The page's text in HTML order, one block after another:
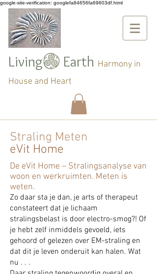
google-site-verification: googlefa84656fa69603df.html
Living Earth Harmony in
House and Heart
Straling Meten
eVit Home
De eVit Home – Stralingsanalyse van
woon en werkruimten. Meten is
weten.
Zo daar sta je dan, je arts of therapeut
constateert dat je lichaam
stralingsbelast is door electro-smog?! Of
je hebt zelf inmiddels gevoeld, iets
gehoord of gelezen over EM-straling en
dat dit je leven onderuit kan halen. Wat
nu . . .